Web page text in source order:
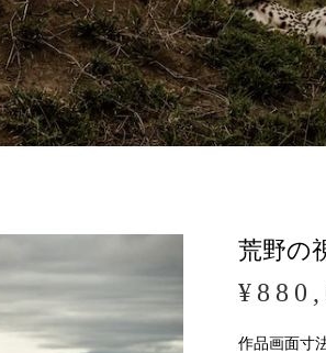
荒野の
作品画面寸